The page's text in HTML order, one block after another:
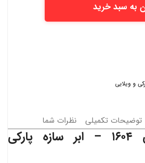
به سبد خرید
و ویلایی
توضیحات تکمیلی نظرات شما
– ابر سازه پارکی